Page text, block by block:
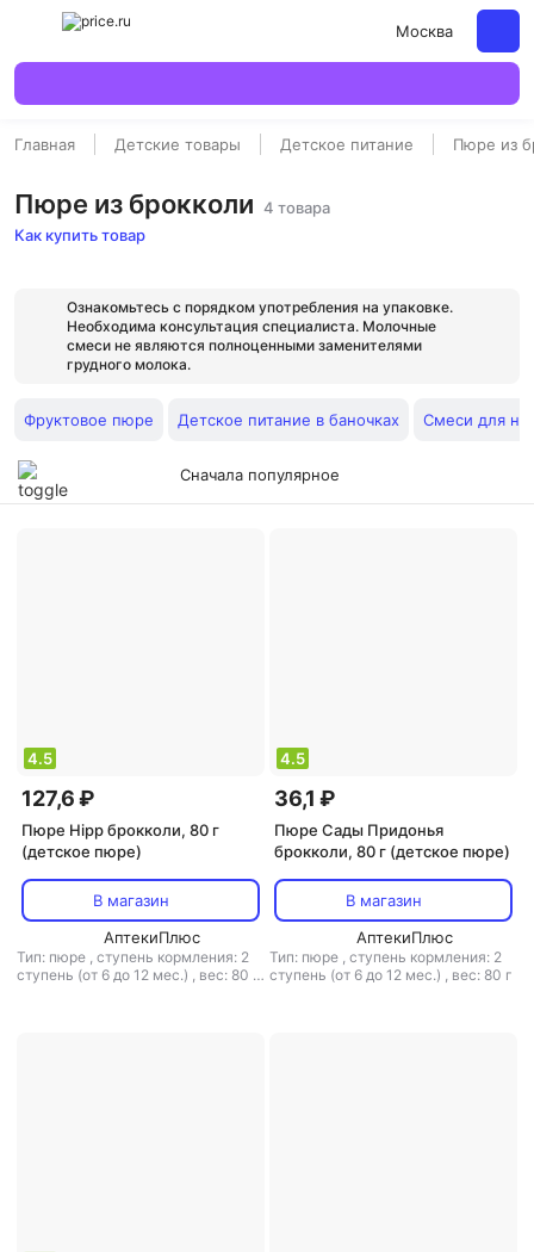
Москва
Главная Детские товары Детское питание Пюре из
Пюре из брокколи 4 товара
Как купить товар
Ознакомьтесь с порядком употребления на упаковке.
Необходима консультация специалиста. Молочные
смеси не являются полноценными заменителями
грудного молока.
Фруктовое пюре Детское питание в баночках Смеси для
Сначала популярное
4.5
127,6 ₽
Пюре Hipp брокколи, 80 г
(детское пюре)
В магазин
АптекиПлюс
Тип: пюре , ступень кормления: 2
ступень (от 6 до 12 мес.) , вес: 80 г
4.5
36,1 ₽
Пюре Сады Придонья
брокколи, 80 г (детское пюре)
В магазин
АптекиПлюс
Тип: пюре , ступень кормления: 2
ступень (от 6 до 12 мес.) , вес: 80 г